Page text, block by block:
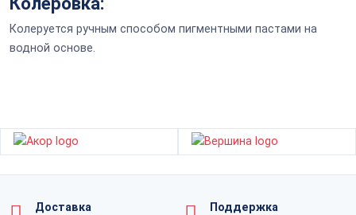
Колеруется ручным способом пигментными пастами на
водной основе.
Доставка
Поддержка